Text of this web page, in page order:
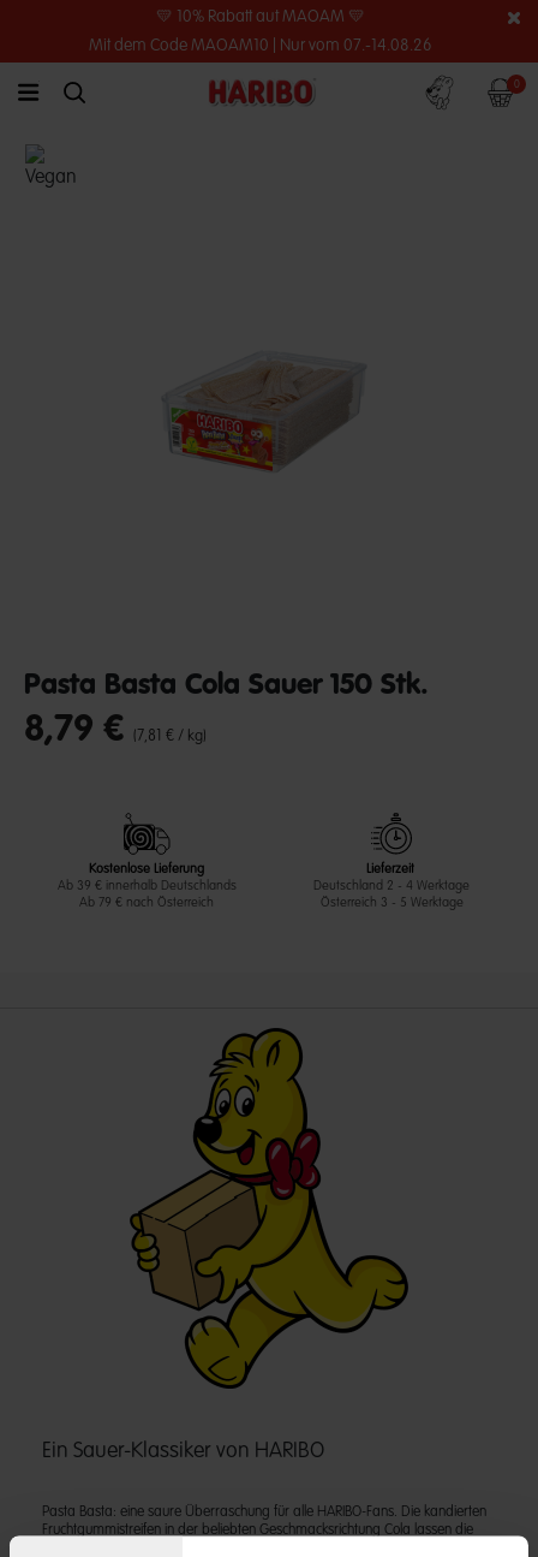
💛 10% Rabatt auf MAOAM 💛
Mit dem Code MAOAM10 | Nur vom 07.-14.08.26
link.header.menu.label
simplesearch.search.label
Konto 0
Pasta Basta Cola Sauer 150 Stk.
undefined out of 5 Customer Rating
8,79 € (7,81 € / kg)
Kostenlose Lieferung
Ab 39 € innerhalb Deutschlands
Ab 79 € nach Österreich
Lieferzeit
Deutschland 2 - 4 Werktage
Österreich 3 - 5 Werktage
Ein Sauer-Klassiker von HARIBO
Pasta Basta: eine saure Überraschung für alle HARIBO-Fans. Die kandierten
Fruchtgummistreifen in der beliebten Geschmacksrichtung Cola lassen die